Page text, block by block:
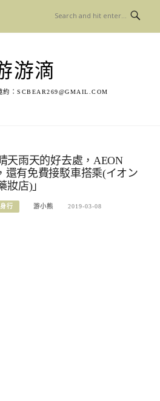
游滴
： SCBEAR269@GMAIL.COM
天雨天的好去處，AEON
有免費接駁車搭乘(イオン
妝店)」
行 游小熊 2019-03-08